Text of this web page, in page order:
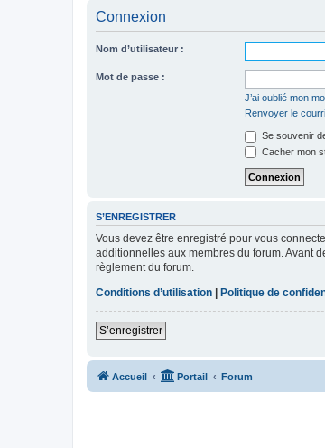
Connexion
Nom d’utilisateur :
Mot de passe :
J’ai oublié mon
Renvoyer le
Se souvenir
Cacher mon
S’ENREGISTRER
Vous devez être enregistré pour vous
additionnelles aux membres du forum. Avant
règlement du forum.
Conditions d’utilisation | Politique de
S’enregistrer
Accueil Portail Forum